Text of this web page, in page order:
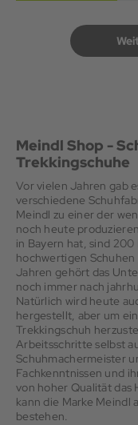
Meindl Shop -
Trekkingschuhe
Vor vielen Jahren gab
verschiedene
Meindl zu einer der
noch heute
in Bayern hat, sind
hochwertigen
Jahren gehört das
noch immer nach
Natürlich wird heute
hergestellt, aber um
Trekkingschuh
Arbeitsschritte selbst
Schuhmachermeister
Fachkenntnissen und
von hoher Qualität das
kann die Marke
bestehen.